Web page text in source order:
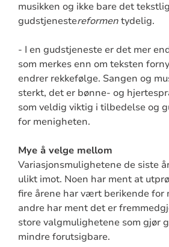
musikken og ikke bare det
gudstjenestereformentydelig.
- I en gudstjeneste er det mer
som merkes enn om teksten
endrer rekkefølge. Sangen og
sterkt, det er bønne- og
som veldig viktig i tilbedelse og
for menigheten.
Mye å velge mellom
Variasjonsmulighetene de siste
ulikt imot. Noen har ment at
fire årene har vært berikende for
andre har ment det er
store valgmulighetene som gjør
mindre forutsigbare.